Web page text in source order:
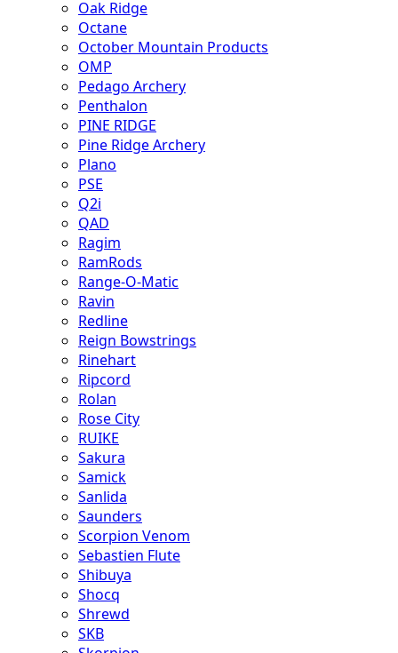
Oak Ridge
Octane
October Mountain Products
OMP
Pedago Archery
Penthalon
PINE RIDGE
Pine Ridge Archery
Plano
PSE
Q2i
QAD
Ragim
RamRods
Range-O-Matic
Ravin
Redline
Reign Bowstrings
Rinehart
Ripcord
Rolan
Rose City
RUIKE
Sakura
Samick
Sanlida
Saunders
Scorpion Venom
Sebastien Flute
Shibuya
Shocq
Shrewd
SKB